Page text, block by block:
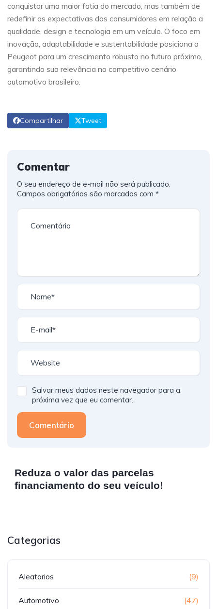
conquistar uma maior fatia do mercado, mas também de
redefinir as expectativas dos consumidores em relação a
qualidade, design e tecnologia em um veículo. O foco em
inovação, adaptabilidade e sustentabilidade posiciona a
Peugeot para um crescimento robusto no futuro próximo,
garantindo sua relevância no competitivo cenário
automotivo brasileiro.
Compartilhar Tweet
Comentar
O seu endereço de e-mail não será publicado.
Campos obrigatórios são marcados com *
Salvar meus dados neste navegador para a
próxima vez que eu comentar.
Comentário
Reduza o valor das parcelas
financiamento do seu veículo!
Categorias
Aleatorios (9)
Automotivo (47)